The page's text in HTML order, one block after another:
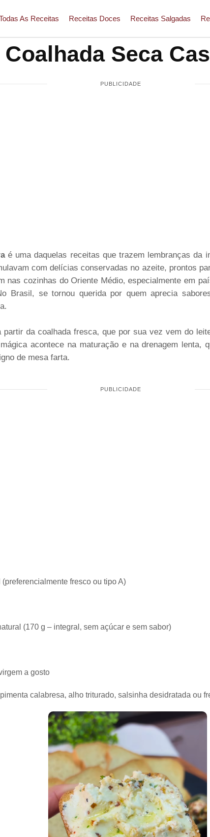
As Receitas Receitas Doces Receitas Salgadas
Coalhada Seca
é uma daquelas receitas que trazem lembranças da
com delícias conservadas no azeite, prontos
nas cozinhas do Oriente Médio, especialmente em
Brasil, se tornou querida por quem aprecia
partir da coalhada fresca, que por sua vez vem do
acontece na maturação e na drenagem lenta,
de mesa farta.
fresco ou tipo A)
(170 g – integral, sem açúcar e sem sabor)
a gosto
calabresa, alho triturado, salsinha desidratada ou